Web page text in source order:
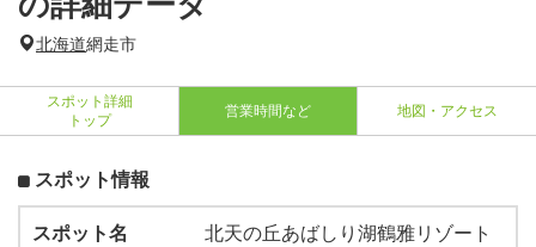
北海道網走市
スポット詳細
トップ
営業時間など 地図・アクセス
スポット情報
スポット名
北天の丘あばしり湖鶴雅リゾート